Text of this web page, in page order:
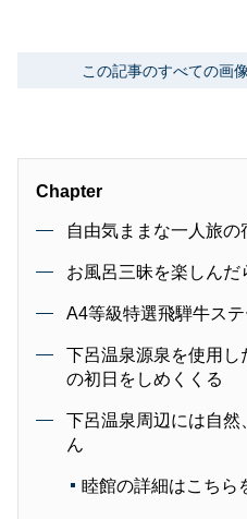
この記事のすべての画
Chapter
自由気ままな一人旅の
お風呂三昧を楽しん
A4等級特選飛騨牛ス
下呂温泉源泉を使用し
の初日をしめくくる
下呂温泉周辺には自然
ん
睦館の詳細はこちら